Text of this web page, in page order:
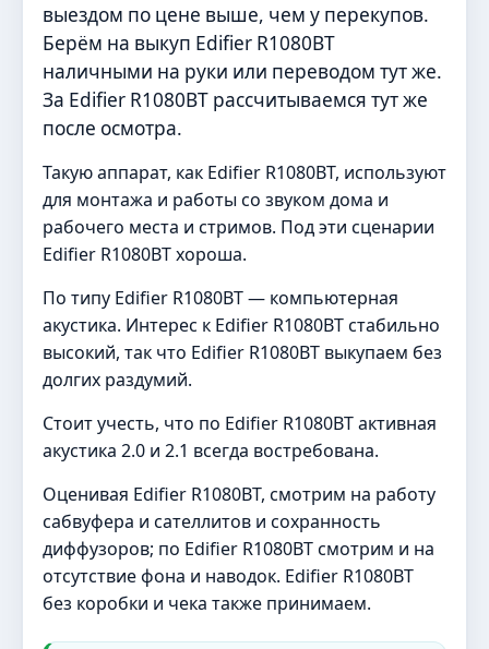
выездом по цене выше, чем у перекупов.
Берём на выкуп Edifier R1080BT
наличными на руки или переводом тут же.
За Edifier R1080BT рассчитываемся тут же
после осмотра.
Такую аппарат, как Edifier R1080BT, используют
для монтажа и работы со звуком дома и
рабочего места и стримов. Под эти сценарии
Edifier R1080BT хороша.
По типу Edifier R1080BT — компьютерная
акустика. Интерес к Edifier R1080BT стабильно
высокий, так что Edifier R1080BT выкупаем без
долгих раздумий.
Стоит учесть, что по Edifier R1080BT активная
акустика 2.0 и 2.1 всегда востребована.
Оценивая Edifier R1080BT, смотрим на работу
сабвуфера и сателлитов и сохранность
диффузоров; по Edifier R1080BT смотрим и на
отсутствие фона и наводок. Edifier R1080BT
без коробки и чека также принимаем.